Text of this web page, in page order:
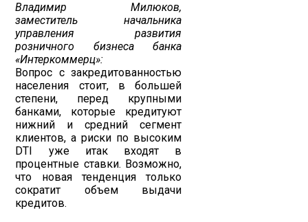
Владимир Милюков,
заместитель начальника
управления развития
розничного бизнеса банка
«Интеркоммерц»:
Вопрос с закредитованностью
населения стоит, в большей
степени, перед крупными
банками, которые кредитуют
нижний и средний сегмент
клиентов, а риски по высоким
DTI уже итак входят в
процентные ставки. Возможно,
что новая тенденция только
сократит объем выдачи
кредитов.